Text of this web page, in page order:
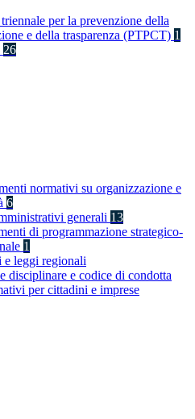
per la prevenzione della
e della trasparenza (PTPCT) 1
26
normativi su organizzazione e
6
generali 13
di programmazione strategico-
1
e leggi regionali
disciplinare e codice di condotta
per cittadini e imprese